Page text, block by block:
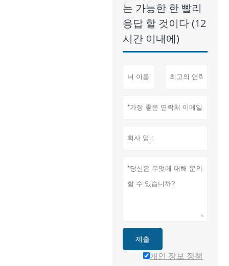
는 가능한 한 빨리
응답 할 것이다 (12
시간 이내에)
제출
개인 정보 정책